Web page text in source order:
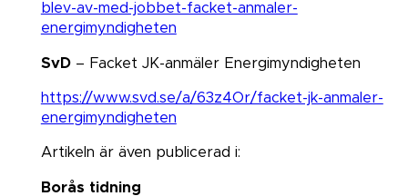
blev-av-med-jobbet-facket-anmaler-
energimyndigheten
SvD– Facket JK-anmäler Energimyndigheten​​​​​​​
https://www.svd.se/a/63z4Or/facket-jk-anmaler-
energimyndigheten
Artikeln är även publicerad i:
Borås tidning